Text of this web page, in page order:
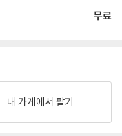
무료
내 가게에서 팔기